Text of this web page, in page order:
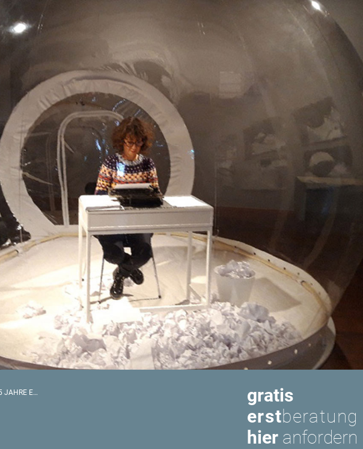
EVA MUELLERS VISIONARY SUNDAY POST 445 – 25 JAHRE EVA MUELLER KUNSTBERATUNG
gratis
erstberatung
hier anfordern